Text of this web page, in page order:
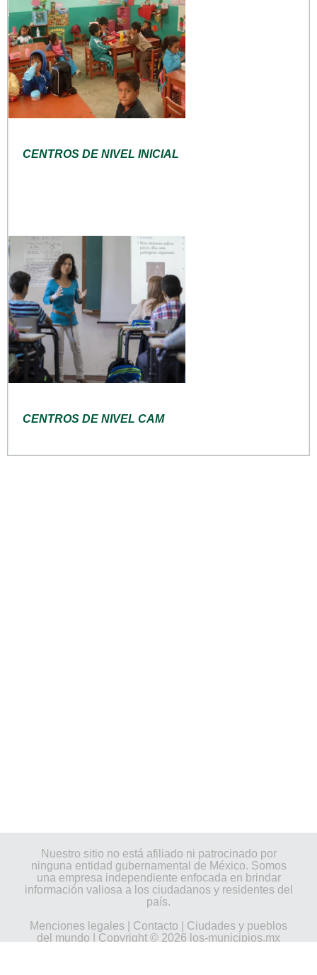
CENTROS DE NIVEL INICIAL
CENTROS DE NIVEL CAM
Nuestro sitio no está afiliado ni patrocinado por
ninguna entidad gubernamental de México. Somos
una empresa independiente enfocada en brindar
información valiosa a los ciudadanos y residentes del
país.
Menciones legales
Contacto
Ciudades y pueblos
del mundo | Copyright © 2026 los-municipios.mx